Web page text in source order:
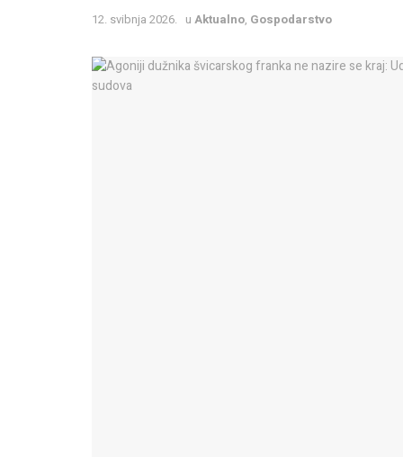
12. svibnja 2026. u Aktualno, Gospodarstvo